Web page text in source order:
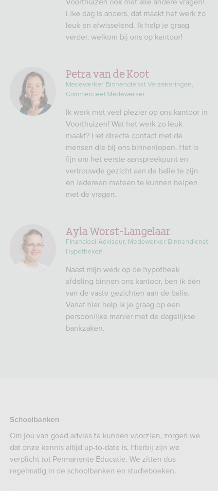
Elke dag is anders, dat maakt het werk zo
leuk en afwisselend. Ik help je graag
verder, welkom bij ons op kantoor!
Petra van de Koot
Medewerker Binnendienst Verzekeringen,
Commercieel Medewerker
Ik werk met veel plezier op ons kantoor in
Voorthuizen! Wat het werk zo leuk
maakt? Het directe contact met de
mensen die bij ons binnenlopen. Het is
fijn om het eerste aanspreekpunt en
vertrouwde gezicht aan de balie te zijn
en iedereen meteen te kunnen helpen
met de vragen.
Ayla Worst-Langelaar
Financieel Adviseur, Medewerker Binnendienst
Hypotheken
Naast mijn werk op de hypotheek
afdeling binnen ons kantoor, ben ik één
van de vaste gezichten aan de balie.
Vanaf hier help ik je graag op een
persoonlijke manier met de dagelijkse
bankzaken.
Schoolbanken
Om jou van goed advies te kunnen voorzien, zorgen we
dat onze kennis altijd up-to-date is. Hierbij zijn we
verplicht tot Permanente Educatie. We zitten dus
regelmatig in de schoolbanken en studieboeken.